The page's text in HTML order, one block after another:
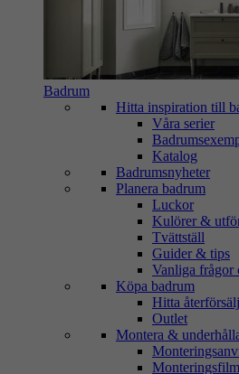
Badrum
Hitta inspiration till
Våra serier
Katalog
Badrumsnyheter
Planera badrum
Luckor
Kulörer &
Tvättställ
Guider & tips
Vanliga frågor
Köpa badrum
Hitta
Outlet
Montera &